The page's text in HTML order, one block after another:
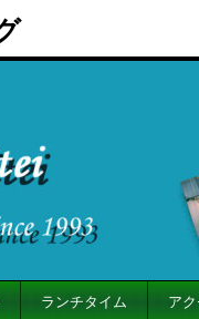
ランチタイム ア